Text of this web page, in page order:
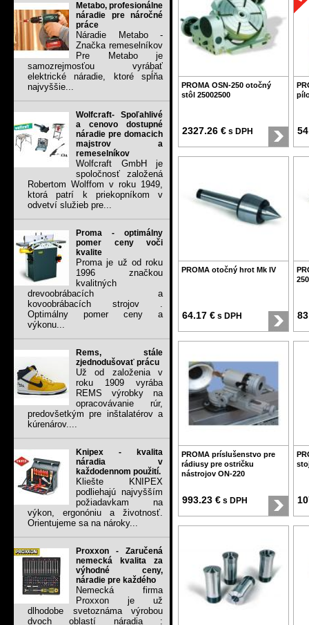
Metabo, profesionálne
náradie pre náročné
práce
Náradie Metabo -
Značka remeselníkov
Pre Metabo je
samozrejmosťou vyrábať
elektrické náradie, ktoré spĺňa
najvyššie...
Wolfcraft- Spoľahlivé
a cenovo dostupné
náradie pre domacich
majstrov a
remeselníkov
Wolfcraft GmbH je
spoločnosť založená
Robertom Wolffom v roku 1949,
ktorá patrí k priekopníkom v
odvetví služieb pre...
Proma - optimálny
pomer ceny voči
kvalite
Proma je už od roku
1996 značkou
kvalitných
drevoobrábacích a
kovoobrábacích strojov .
Optimálny pomer ceny a
výkonu...
Rems, stále
zjednodušovať prácu
Už od založenia v
roku 1909 vyrába
REMS výrobky na
opracovávanie rúr,
predovšetkým pre inštalatérov a
kúrenárov....
Knipex - kvalita
náradia v
každodennom použití.
Kliešte KNIPEX
podliehajú najvyšším
požiadavkam na
výkon, ergonóniu a životnosť.
Orientujeme sa na nároky...
Proxxon - Zaručená
nemecká kvalita za
výhodné ceny,
náradie pre každého
Nemecká firma
Proxxon je už
dlhodobe svetoznáma výrobou
dvoch oblastí náradia :
PROMA OSN-250 otočný
stôl 25002500
2327.26 € s DPH
PROMA otočný hrot Mk IV
64.17 € s DPH
PROMA príslušenstvo pre
rádiusy pre ostričku
nástrojov ON-220
993.23 € s DPH